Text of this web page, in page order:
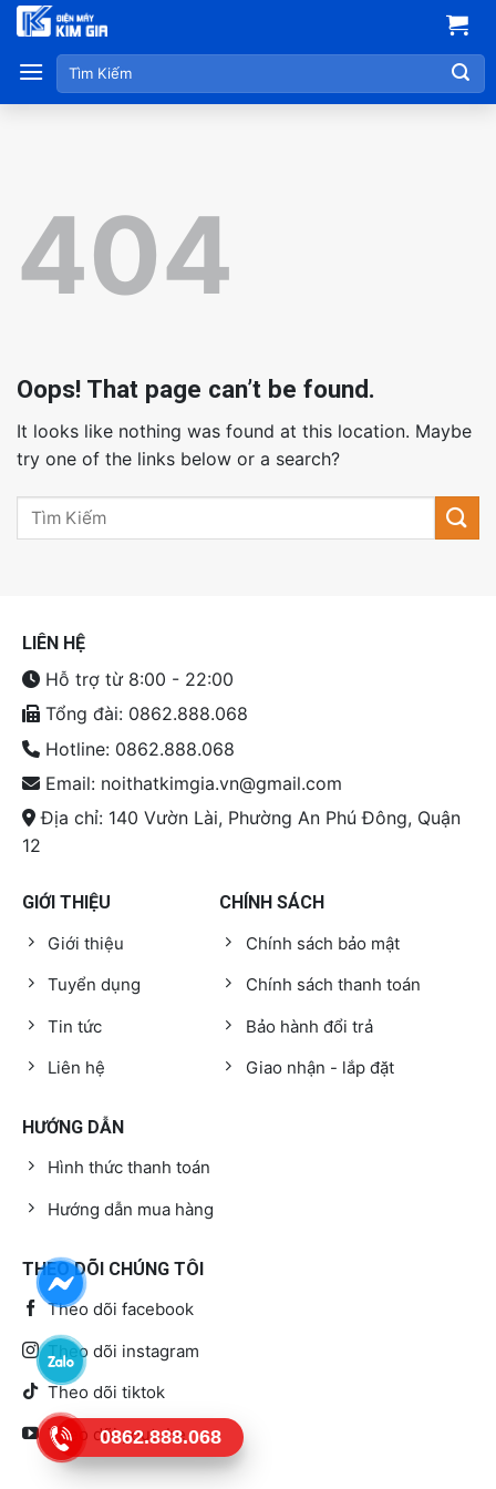
Skip
content Tìm
kiếm:
404
Oops! That page can’t be found.
It looks like nothing was found at this location. Maybe
try one of the links below or a search?
LIÊN HỆ
Hỗ trợ từ 8:00 - 22:00
Tổng đài: 0862.888.068
Hotline: 0862.888.068
Email: noithatkimgia.vn@gmail.com
Địa chỉ: 140 Vườn Lài, Phường An Phú Đông, Quận
12
GIỚI THIỆU
Giới thiệu
Tuyển dụng
Tin tức
Liên hệ
CHÍNH SÁCH
Chính sách bảo mật
Chính sách thanh toán
Bảo hành đổi trả
Giao nhận - lắp đặt
HƯỚNG DẪN
Hình thức thanh toán
Hướng dẫn mua hàng
THEO DÕI CHÚNG TÔI
Theo dõi facebook
Theo dõi instagram
Theo dõi tiktok
Theo dõi youtube
0862.888.068